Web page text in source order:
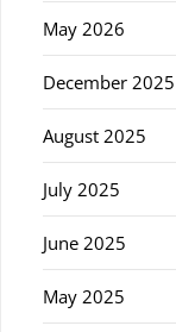
May 2026
December 2025
August 2025
July 2025
June 2025
May 2025